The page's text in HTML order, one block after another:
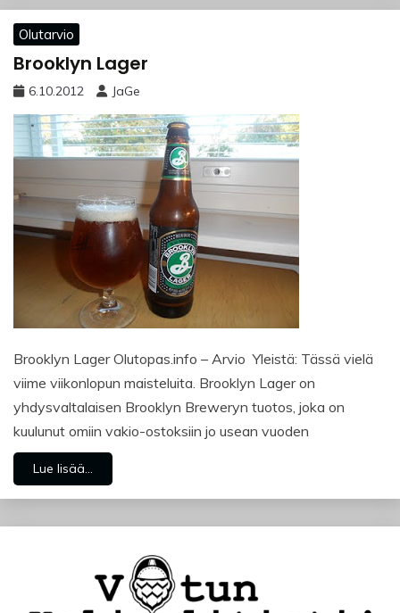
Olutarvio
Brooklyn Lager
6.10.2012 JaGe
Brooklyn Lager Olutopas.info – Arvio Yleistä: Tässä vielä
viime viikonlopun maisteluita. Brooklyn Lager on
yhdysvaltalaisen Brooklyn Breweryn tuotos, joka on
kuulunut omiin vakio-ostoksiin jo usean vuoden
Lue lisää...